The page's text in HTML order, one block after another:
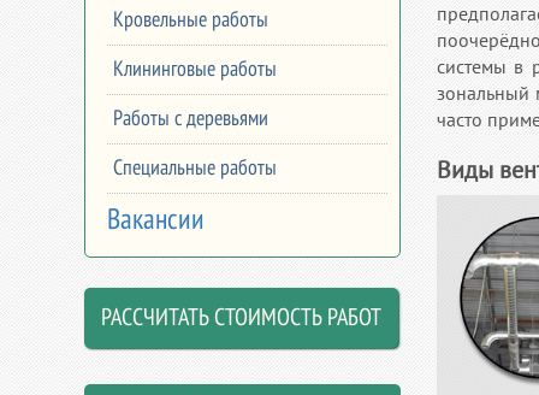
Кровельные работы
Клининговые работы
Работы с деревьями
Специальные работы
Вакансии
РАССЧИТАТЬ СТОИМОСТЬ РАБОТ
системы в
зональный
часто
Виды